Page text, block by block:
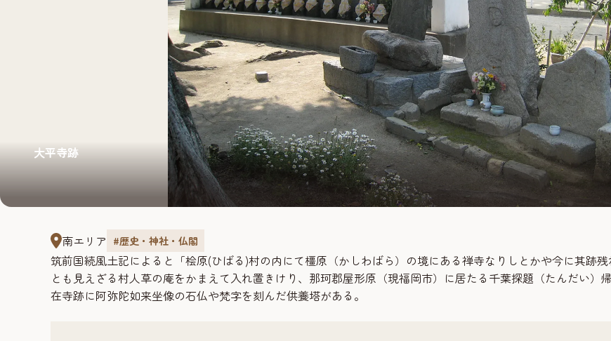
大平寺跡
南エリア #歴史・神社・仏閣
筑前国続風土記によると「桧原(ひばる)村の内にて橿原（かしわばら）の境にある禅寺なりしとかや今に其跡
とも見えざる村人草の庵をかまえて入れ置きけり、那珂郡屋形原（現福岡市）に居たる千葉探題（たんだい
在寺跡に阿弥陀如来坐像の石仏や梵字を刻んだ供養塔がある。